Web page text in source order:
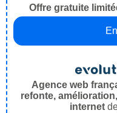
Offre gratuite
Agence web
refonte,
internet